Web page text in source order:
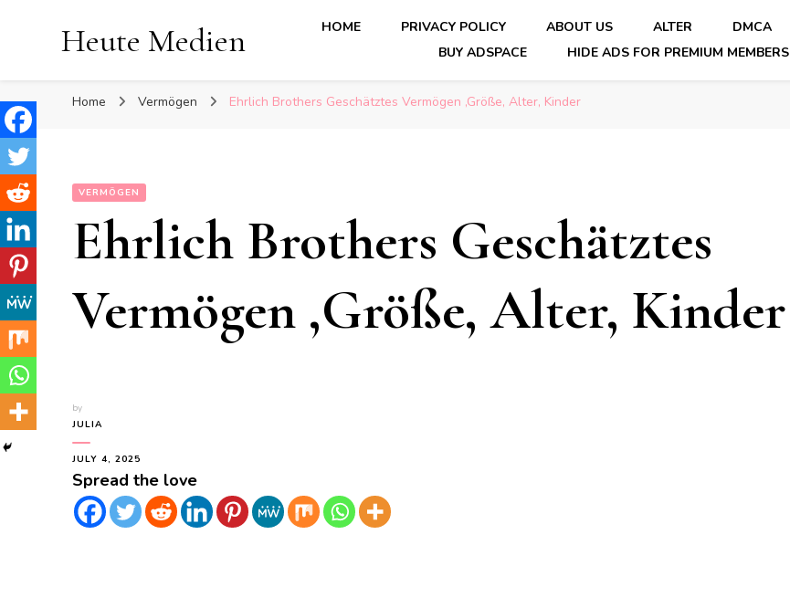
Heute Medien HOME PRIVACY POLICY ABOUT US ALTER DMCA
BUY ADSPACE
HIDE ADS FOR PREMIUM MEMBERS
Home Vermögen Ehrlich Brothers Geschätztes Vermögen ,Größe, Alter, Kinder
VERMÖGEN
Ehrlich Brothers Geschätztes
Vermögen ,Größe, Alter, Kinder
by
JULIA
JULY 4, 2025
Spread the love